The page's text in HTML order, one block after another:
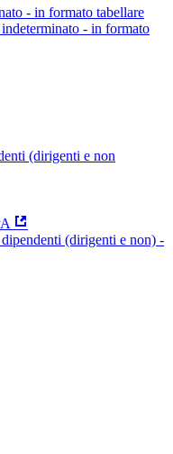
- in formato tabellare
- in formato
(dirigenti e non
(dirigenti e non) -